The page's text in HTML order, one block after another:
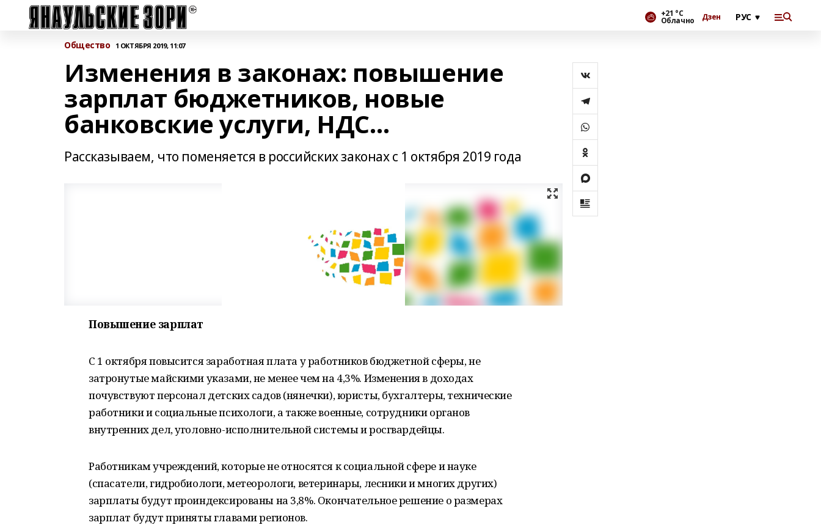
+21 °С
Облачно Дзен
Общество 1 ОКТЯБРЯ 2019, 11:07
Изменения в законах: повышение
зарплат бюджетников, новые
банковские услуги, НДС…
Рассказываем, что поменяется в российских законах с 1 октября 2019 года
Повышение зарплат
С 1 октября повысится заработная плата у работников бюджетной сферы, не
затронутые майскими указами, не менее чем на 4,3%. Изменения в доходах
почувствуют персонал детских садов (нянечки), юристы, бухгалтеры, технические
работники и социальные психологи, а также военные, сотрудники органов
внутренних дел, уголовно-исполнительной системы и росгвардейцы.
Работникам учреждений, которые не относятся к социальной сфере и науке
(спасатели, гидробиологи, метеорологи, ветеринары, лесники и многих других)
зарплаты будут проиндексированы на 3,8%. Окончательное решение о размерах
зарплат будут приняты главами регионов.